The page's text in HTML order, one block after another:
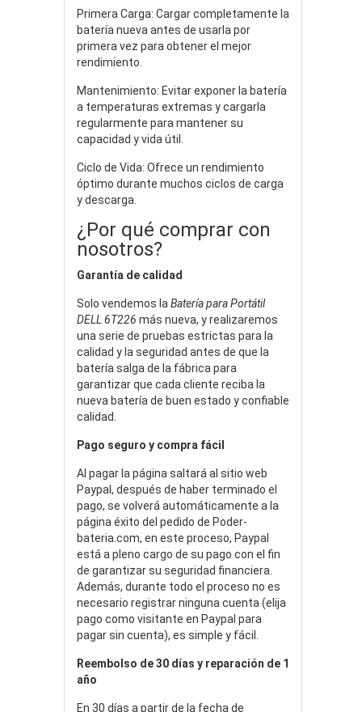
Primera Carga: Cargar completamente la
batería nueva antes de usarla por
primera vez para obtener el mejor
rendimiento.
Mantenimiento: Evitar exponer la batería
a temperaturas extremas y cargarla
regularmente para mantener su
capacidad y vida útil.
Ciclo de Vida: Ofrece un rendimiento
óptimo durante muchos ciclos de carga
y descarga.
¿Por qué comprar con
nosotros?
Garantía de calidad
Solo vendemos la Batería para Portátil
DELL 6T226 más nueva, y realizaremos
una serie de pruebas estrictas para la
calidad y la seguridad antes de que la
batería salga de la fábrica para
garantizar que cada cliente reciba la
nueva batería de buen estado y confiable
calidad.
Pago seguro y compra fácil
Al pagar la página saltará al sitio web
Paypal, después de haber terminado el
pago, se volverá automáticamente a la
página éxito del pedido de Poder-
bateria.com, en este proceso, Paypal
está a pleno cargo de su pago con el fin
de garantizar su seguridad financiera.
Además, durante todo el proceso no es
necesario registrar ninguna cuenta (elija
pago como visitante en Paypal para
pagar sin cuenta), es simple y fácil.
Reembolso de 30 días y reparación de 1
año
En 30 días a partir de la fecha de